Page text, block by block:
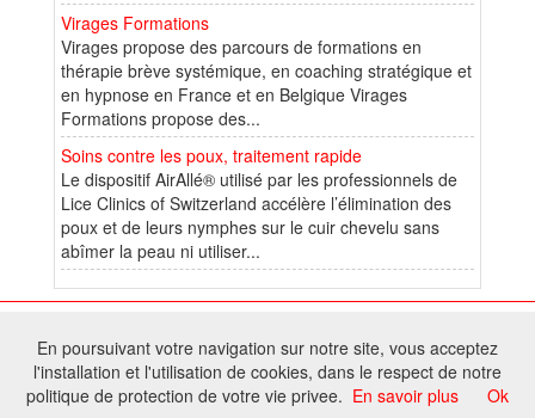
Virages Formations
Virages propose des parcours de formations en
thérapie brève systémique, en coaching stratégique et
en hypnose en France et en Belgique Virages
Formations propose des...
Soins contre les poux, traitement rapide
Le dispositif AirAllé® utilisé par les professionnels de
Lice Clinics of Switzerland accélère l’élimination des
poux et de leurs nymphes sur le cuir chevelu sans
abîmer la peau ni utiliser...
FontAwesome
Tous droits réservés - Toute reproduction du contenu de ce site, même
partielle, est interdite sans accord du propriétaire.
En poursuivant votre navigation sur notre site, vous acceptez
l'installation et l'utilisation de cookies, dans le respect de notre
politique de protection de votre vie privee. En savoir plus Ok